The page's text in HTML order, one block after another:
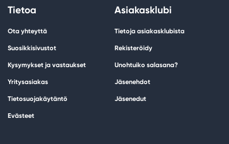
Tietoa
Ota yhteyttä
Suosikkisivustot
Kysymykset ja vastaukset
Yritysasiakas
Tietosuojakäytäntö
Evästeet
Asiakasklubi
Tietoja asiakasklubista
Rekisteröidy
Unohtuiko salasana?
Jäsenehdot
Jäsenedut